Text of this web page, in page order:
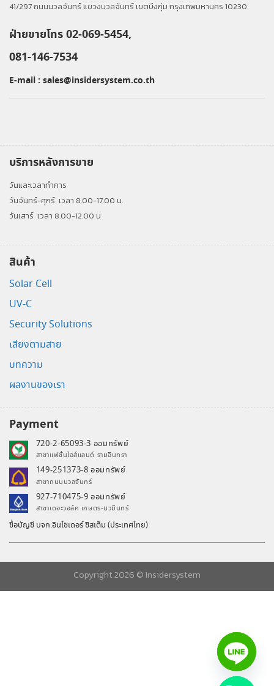
41/297 ถนนนวลจันทร์ แขวงนวลจันทร์ เขตบึงกุ่ม กรุงเทพมหานคร 10230
ฝ่ายขายโทร 02-069-5454,
081-146-7534
E-mail : sales@insidersystem.co.th
บริการหลังการขาย
วันและเวลาทำการ
วันจันทร์-ศุกร์ เวลา 8.00-17.00 น.
วันเสาร์ เวลา 8.00-12.00 น
สินค้า
Solar Cell
UV-C
Security Solutions
เสียงตามสาย
บทความ
ผลงานของเรา
Payment
720-2-65093-3 ออมทรัพย์
สาขาแฟชั่นไอส์แลนด์ รามอินทรา
149-251373-8 ออมทรัพย์
สาขาถนนนวลจันทร์
927-710475-9 ออมทรัพย์
สาขาเดอะวอล์ค เกษตร-นวมินทร์
ชื่อบัญชี บจก.อินไซเดอร์ ซิสเต็ม (ประเทศไทย)
Copyright 2026 © Insidersystem